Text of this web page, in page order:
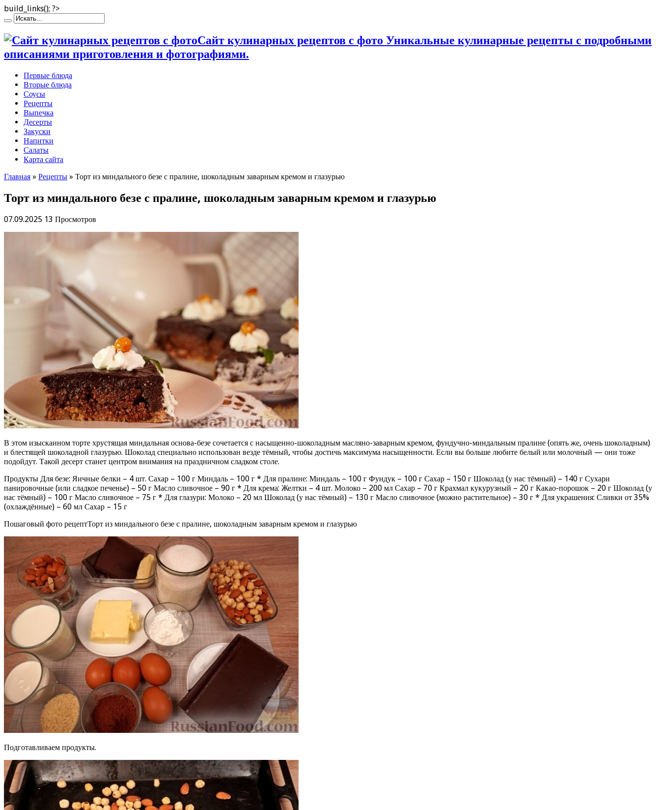
build_links(); ?>
Сайт кулинарных рецептов с фото Уникальные кулинарные рецепты с подробными
описаниями приготовления и фотографиями.
Первые блюда
Вторые блюда
Соусы
Рецепты
Выпечка
Десерты
Закуски
Напитки
Салаты
Карта сайта
Главная » Рецепты » Торт из миндального безе с пралине, шоколадным заварным кремом и глазурью
Торт из миндального безе с пралине, шоколадным заварным кремом и глазурью
07.09.2025 13 Просмотров
В этом изысканном торте хрустящая миндальная основа-безе сочетается с насыщенно-шоколадным масляно-заварным кремом, фундучно-миндальным пралине (опять же, очень шоколадным)
и блестящей шоколадной глазурью. Шоколад специально использован везде тёмный, чтобы достичь максимума насыщенности. Если вы больше любите белый или молочный — они тоже
подойдут. Такой десерт станет центром внимания на праздничном сладком столе.
Продукты Для безе: Яичные белки – 4 шт. Сахар – 100 г Миндаль – 100 г * Для пралине: Миндаль – 100 г Фундук – 100 г Сахар – 150 г Шоколад (у нас тёмный) – 140 г Сухари
панировочные (или сладкое печенье) – 50 г Масло сливочное – 90 г * Для крема: Желтки – 4 шт. Молоко – 200 мл Сахар – 70 г Крахмал кукурузный – 20 г Какао-порошок – 20 г Шоколад (у
нас тёмный) – 100 г Масло сливочное – 75 г * Для глазури: Молоко – 20 мл Шоколад (у нас тёмный) – 130 г Масло сливочное (можно растительное) – 30 г * Для украшения: Сливки от 35%
(охлаждённые) – 60 мл Сахар – 15 г
Пошаговый фото рецептТорт из миндального безе с пралине, шоколадным заварным кремом и глазурью
Подготавливаем продукты.